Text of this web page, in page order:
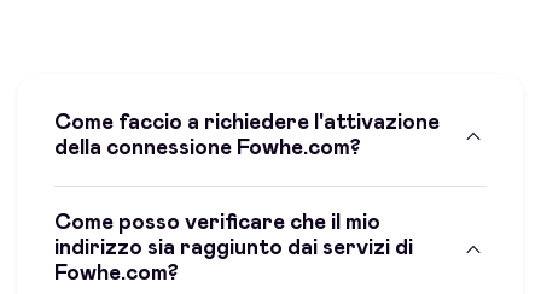
Come faccio a richiedere l'attivazione
della connessione Fowhe.com?
Come posso verificare che il mio
indirizzo sia raggiunto dai servizi di
Fowhe.com?